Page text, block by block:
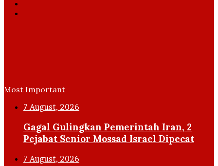
Most Important
7 August, 2026
Gagal Gulingkan Pemerintah Iran, 2
Pejabat Senior Mossad Israel Dipecat
7 August, 2026